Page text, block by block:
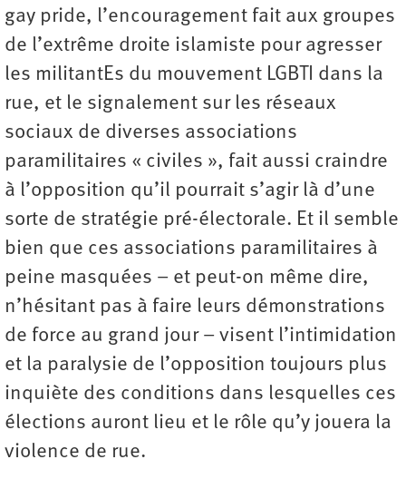
gay pride, l’encouragement fait aux groupes
de l’extrême droite islamiste pour agresser
les militantEs du mouvement LGBTI dans la
rue, et le signalement sur les réseaux
sociaux de diverses associations
paramilitaires « civiles », fait aussi craindre
à l’opposition qu’il pourrait s’agir là d’une
sorte de stratégie pré-électorale. Et il semble
bien que ces associations paramilitaires à
peine masquées – et peut-on même dire,
n’hésitant pas à faire leurs démonstrations
de force au grand jour – visent l’intimidation
et la paralysie de l’opposition toujours plus
inquiète des conditions dans lesquelles ces
élections auront lieu et le rôle qu’y jouera la
violence de rue.